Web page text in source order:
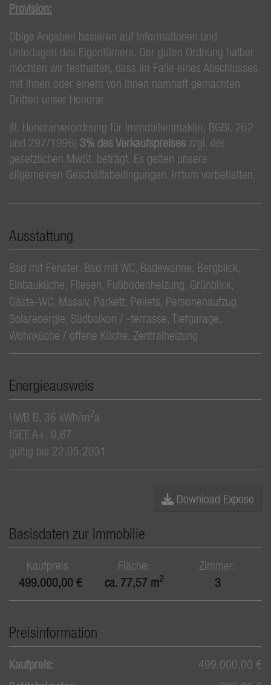
Provision:
Obige Angaben basieren auf Informationen und
Unterlagen des Eigentümers. Der guten Ordnung halber
möchten wir festhalten, dass im Falle eines Abschlusses
mit Ihnen oder einem von Ihnen namhaft gemachten
Dritten unser Honorar
(lt. Honorarverordnung für Immobilienmakler, BGBl. 262
und 297/1996) 3% des Verkaufspreises zzgl. der
gesetzlichen MwSt. beträgt. Es gelten unsere
allgemeinen Geschäftsbedingungen. Irrtum vorbehalten.
Ausstattung
Bad mit Fenster Bad mit WC Badewanne Bergblick
Einbauküche Fliesen Fußbodenheizung Grünblick
Gäste-WC Massiv Parkett Pellets Personenaufzug
Solarenergie Südbalkon / -terrasse Tiefgarage
Wohnküche / offene Küche Zentralheizung
Energieausweis
HWB B, 36 kWh/m2a
fGEE A+, 0,67
gültig bis 22.05.2031
Download Expose
Basisdaten zur Immobilie
Kaufpreis
499.000,00 €
Fläche
ca. 77,57 m2
Zimmer
3
Preisinformation
Kaufpreis:
499.000,00 €